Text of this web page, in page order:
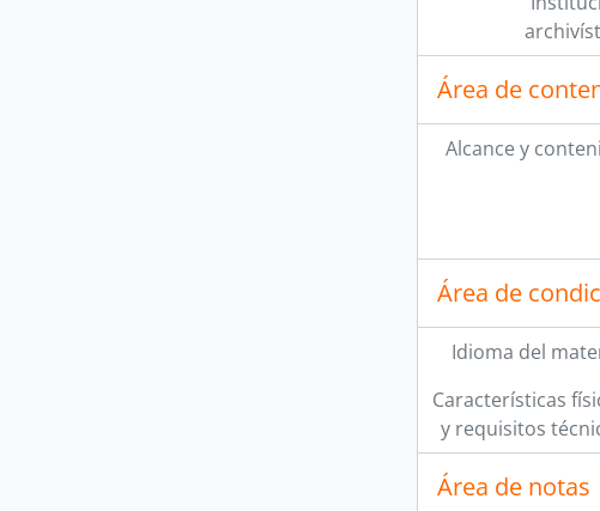
Área de
Alcance y
Área de
Idioma del
Características
y requisitos
Área de notas